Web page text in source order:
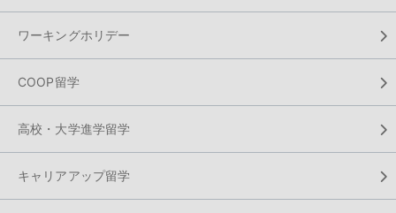
ワーキングホリデー
COOP留学
高校・大学進学留学
キャリアアップ留学